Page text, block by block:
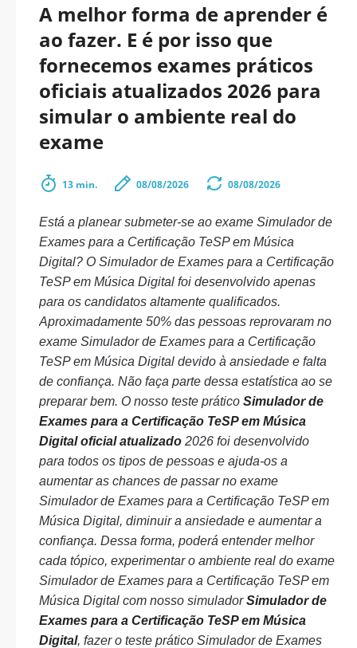
A melhor forma de aprender é
ao fazer. E é por isso que
fornecemos exames práticos
oficiais atualizados 2026 para
simular o ambiente real do
exame
13 min. 08/08/2026 08/08/2026
Está a planear submeter-se ao exame Simulador de
Exames para a Certificação TeSP em Música
Digital? O Simulador de Exames para a Certificação
TeSP em Música Digital foi desenvolvido apenas
para os candidatos altamente qualificados.
Aproximadamente 50% das pessoas reprovaram no
exame Simulador de Exames para a Certificação
TeSP em Música Digital devido à ansiedade e falta
de confiança. Não faça parte dessa estatística ao se
preparar bem. O nosso teste prático Simulador de
Exames para a Certificação TeSP em Música
Digital oficial atualizado 2026 foi desenvolvido
para todos os tipos de pessoas e ajuda-os a
aumentar as chances de passar no exame
Simulador de Exames para a Certificação TeSP em
Música Digital, diminuir a ansiedade e aumentar a
confiança. Dessa forma, poderá entender melhor
cada tópico, experimentar o ambiente real do exame
Simulador de Exames para a Certificação TeSP em
Música Digital com nosso simuladorSimulador de
Exames para a Certificação TeSP em Música
Digital, fazer o teste prático Simulador de Exames